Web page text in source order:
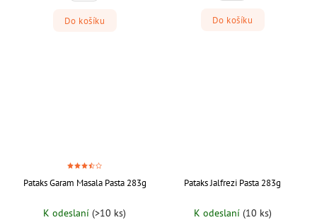
Do košíku Do košíku
Pataks Garam Masala Pasta 283g
K odeslaní (>10 ks)
Pataks Jalfrezi Pasta 283g
K odeslaní (10 ks)